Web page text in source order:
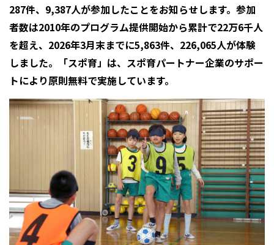
287件、9,387人が参加したことをお知らせします。参加
者数は2010年のプログラム提供開始から累計で22万6千人
を超え、2026年3月末までに5,863件、226,065人が体験
しました。「スポ育」は、スポ育パートナー企業のサポー
トにより原則無料で実施しています。